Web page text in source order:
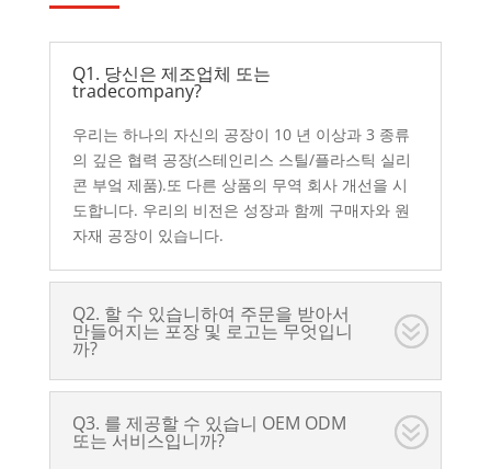
Q1. 당신은 제조업체 또는
tradecompany?
우리는 하나의 자신의 공장이 10 년 이상과 3 종류
의 깊은 협력 공장(스테인리스 스틸/플라스틱 실리
콘 부엌 제품).또 다른 상품의 무역 회사 개선을 시
도합니다. 우리의 비전은 성장과 함께 구매자와 원
자재 공장이 있습니다.
Q2. 할 수 있습니하여 주문을 받아서
만들어지는 포장 및 로고는 무엇입니
까?
Q3. 를 제공할 수 있습니 OEM ODM
또는 서비스입니까?